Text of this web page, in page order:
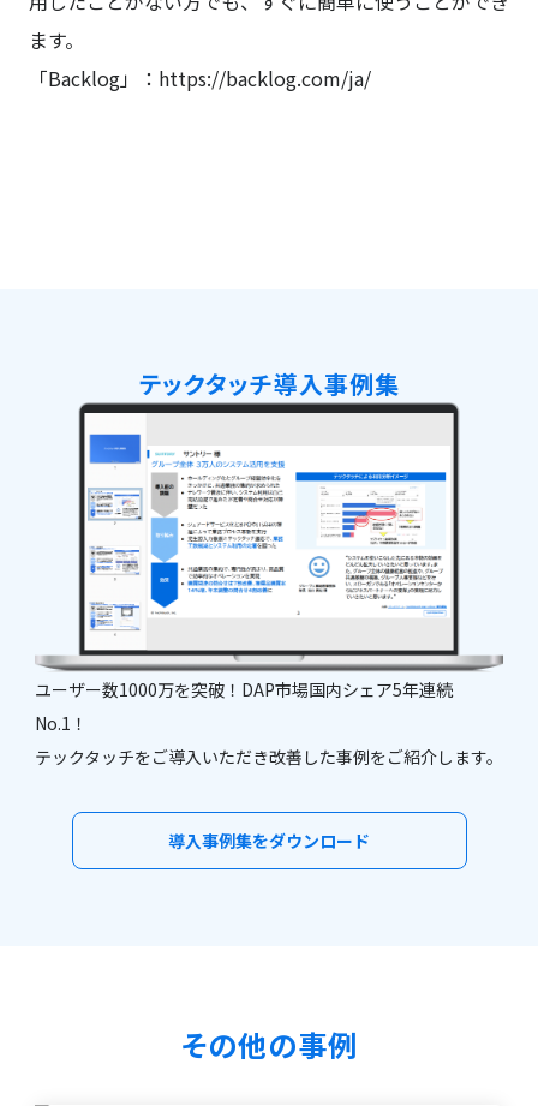
ます。
「Backlog」： https://backlog.com/ja/
ユーザー数1000万を突破！DAP市場国内シェア5年連続
No.1！
テックタッチをご導入いただき改善した事例をご紹介します。
導入事例集をダウンロード
テックタッチ導入事例集
その他の事例